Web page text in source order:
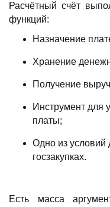
Расчётный счёт
функций:
Назначение
Хранение
Получение
Инструмент для
платы;
Одно из условий
госзакупках.
Есть масса